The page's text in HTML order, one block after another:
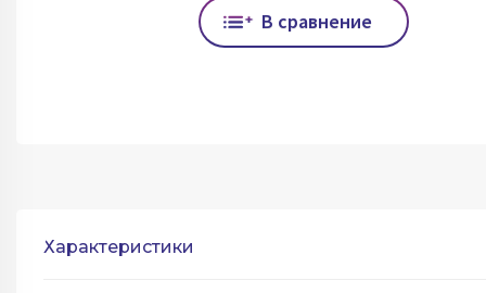
В сравнение
Характеристики